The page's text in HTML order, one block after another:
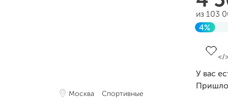
Москва Спортивные
из 103
4%
У вас